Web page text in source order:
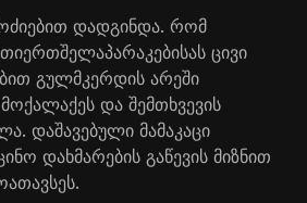
დადგინდა. რომ
ცივი
გულმკერდის არეში
მოქალაქეს და შემთხვევის
დაშავებული მამაკაცი
დახმარების გაწევის მიზნით